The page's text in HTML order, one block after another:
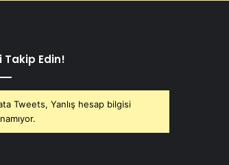
Takip Edin!
Tweets, Yanlış hesap bilgisi